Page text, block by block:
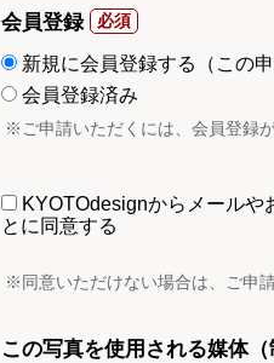
会員登録
新規に会員登録する（この
会員登録済み
※ご申請いただくには、会員登録
KYOTOdesignからメールや
とに同意する
※同意いただけない場合は、ご申
この写真を使用される媒体